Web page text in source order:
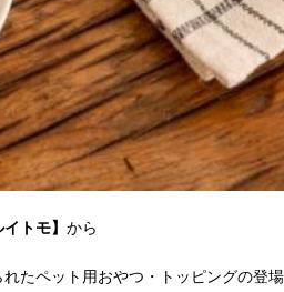
イトモ】 から
たペット用おやつ・トッピングの登